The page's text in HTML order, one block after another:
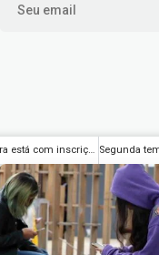
Concurso Dom Phillips e Bruno Pereira está com inscrições abertas